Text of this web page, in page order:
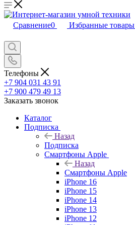
Сравнение0 Избранные товары
Телефоны
+7 904 031 43 91
+7 900 479 49 13
Заказать звонок
Каталог
Подписка
Назад
Подписка
Смартфоны Apple
Назад
Смартфоны Apple
iPhone 16
iPhone 15
iPhone 14
iPhone 13
iPhone 12